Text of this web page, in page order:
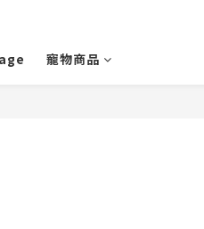
寵物商品